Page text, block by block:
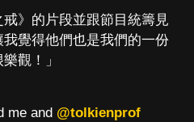
戒》的片段並跟節目統籌見
覺得他們也是我們的一份
觀！」
me and @tolkienprof